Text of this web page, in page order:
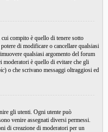
compito è quello di tenere sotto
di modificare o cancellare qualsiasi
qualsiasi argomento del forum
moderatori è quello di evitare che gli
) o che scrivano messaggi oltraggiosi ed
gli utenti. Ogni utente può
venire assegnati diversi permessi.
di creazione di moderatori per un